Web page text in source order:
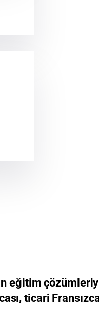
eğitim
ticari